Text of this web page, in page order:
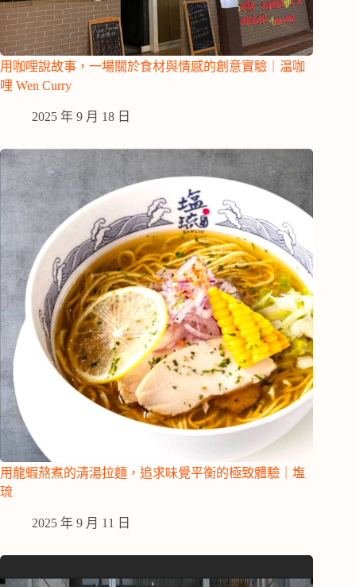
用咖哩說故事，一場關於食材與情感的創意實驗｜温咖
哩 Wen Curry
2025 年 9 月 18 日
用龍蝦熬煮的清湯拉麵，追求味覺平衡的極致體驗｜塩
琉
2025 年 9 月 11 日